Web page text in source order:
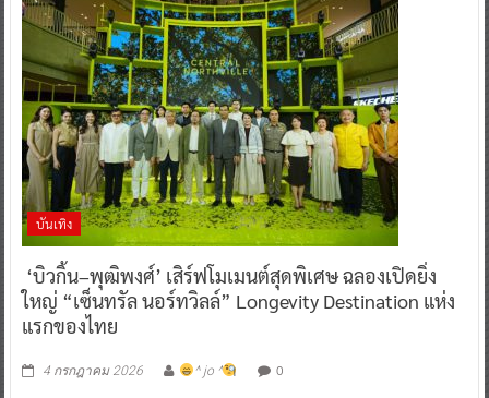
บันเทิง
‘บิวกิ้น–พุฒิพงศ์’ เสิร์ฟโมเมนต์สุดพิเศษ ฉลองเปิดยิ่ง
ใหญ่ “เซ็นทรัล นอร์ทวิลล์” Longevity Destination แห่ง
แรกของไทย
4 กรกฎาคม 2026 ^ jo ^ 0